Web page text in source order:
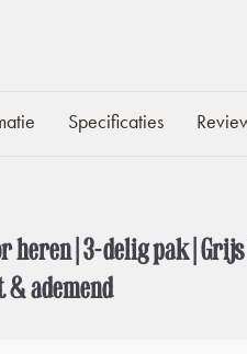
Specificaties
heren | 3-delig pak |
ademend